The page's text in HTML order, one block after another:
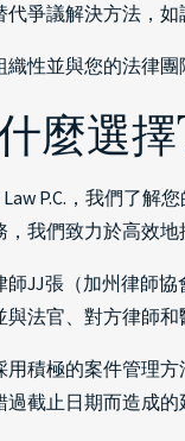
代爭議解決方法，
織性並與您的法律
麼選
Law P.C.，我們了
，我們致力於高效地
師JJ張（加州律師
與法官、對方律師和
用積極的案件管理
過截止日期而造成的